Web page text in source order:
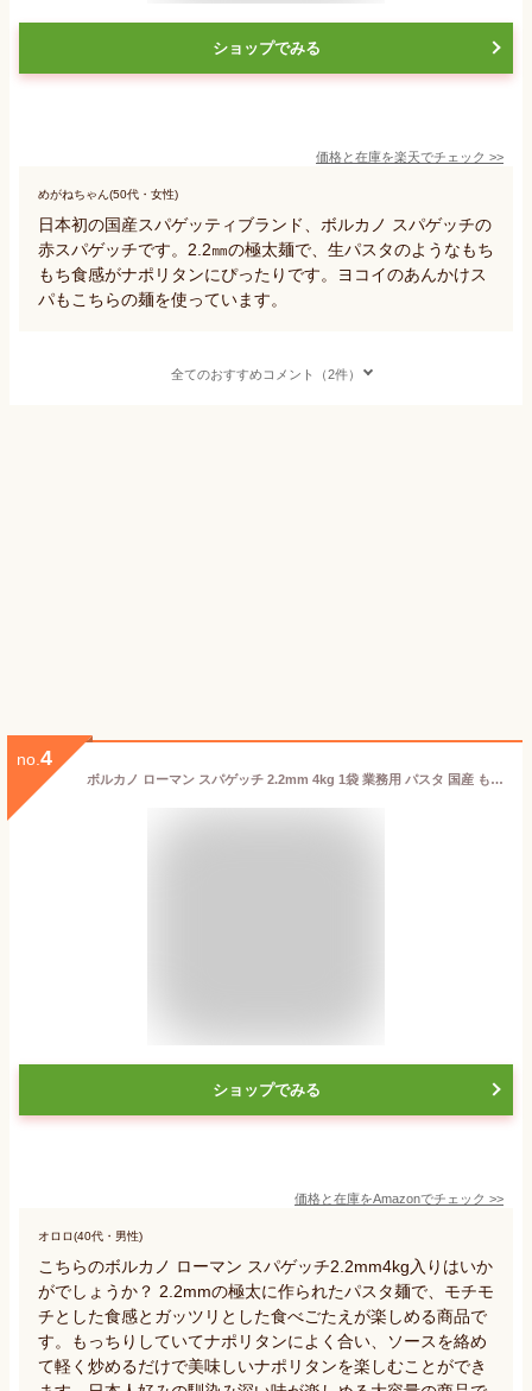
ショップでみる
価格と在庫を楽天でチェック >>
めがねちゃん(50代・女性)
日本初の国産スパゲッティブランド、ボルカノ スパゲッチの
赤スパゲッチです。2.2㎜の極太麺で、生パスタのようなもち
もち食感がナポリタンにぴったりです。ヨコイのあんかけス
パもこちらの麺を使っています。
全てのおすすめコメント（2件）
no. 4
ボルカノ ローマン スパゲッチ 2.2mm 4kg 1袋 業務用 パスタ 国産 もちもち 太麺 ナポリタン あんかけスパ あんかけパスタ 大容量 大量 まとめ買い
ショップでみる
価格と在庫をAmazonでチェック >>
オロロ(40代・男性)
こちらのボルカノ ローマン スパゲッチ2.2mm4kg入りはいか
がでしょうか？ 2.2mmの極太に作られたパスタ麺で、モチモ
チとした食感とガッツリとした食べごたえが楽しめる商品で
す。もっちりしていてナポリタンによく合い、ソースを絡め
て軽く炒めるだけで美味しいナポリタンを楽しむことができ